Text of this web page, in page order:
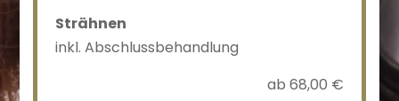
Strähnen
inkl. Abschlussbehandlung
ab 68,00 €